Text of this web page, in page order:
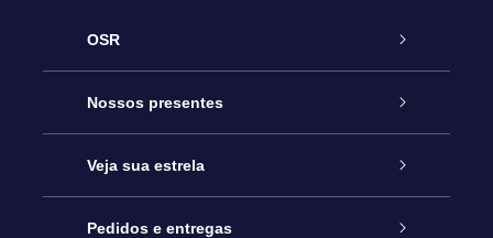
OSR
Serviço
Entre em contato conosco
Blog
Nossos presentes
Presente estrelar on-line
Pacote de presente da OSR
Veja sua estrela
Star Register
Pedidos e entregas